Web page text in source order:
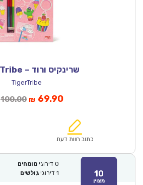
שרינקיס ורוד – Tiger Tribe
TigerTribe
100.00המחיר
₪100.00.
₪ 69.90המחיר
הוא:
כתוב חוות דעת
10
מצוין
0 דירוגי מומחים
1 דירוגי גולשים